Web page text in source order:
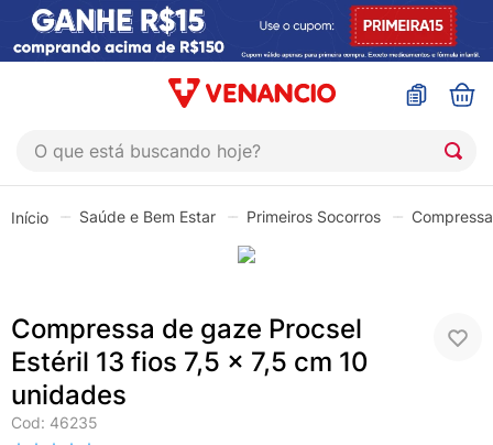
O que está buscando hoje?
Saúde e Bem Estar Primeiros Socorros Compressa
Compressa de gaze Procsel
Estéril 13 fios 7,5 x 7,5 cm 10
unidades
Cod: 46235
1º
coristina
4
fly gotas
protetor solar